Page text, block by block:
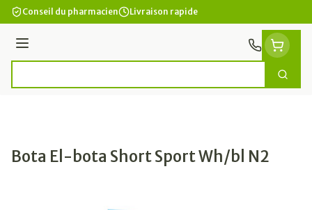
Aller au contenu
Conseil du pharmacien Livraison rapide
Menu
Bota El-bota Short Sport Wh/bl N2